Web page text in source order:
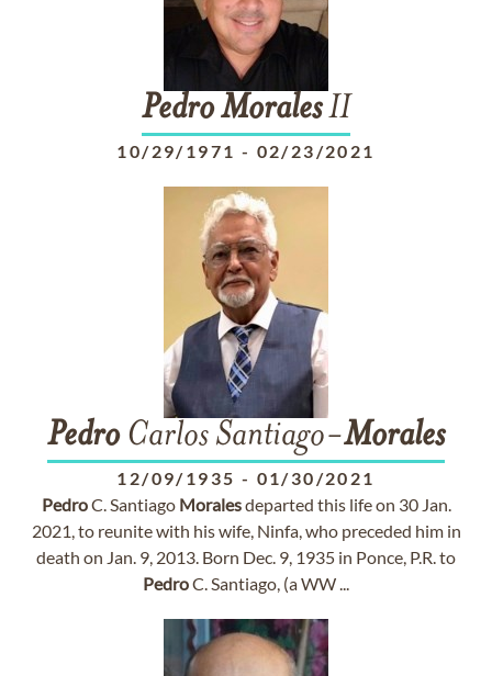
PedroMoralesII
10/29/1971 - 02/23/2021
PedroCarlos Santiago-Morales
12/09/1935 - 01/30/2021
PedroC. Santiago Moralesdeparted this life on 30 Jan.
2021, to reunite with his wife, Ninfa, who preceded him in
death on Jan. 9, 2013. Born Dec. 9, 1935 in Ponce, P.R. to
PedroC. Santiago, (a WW ...